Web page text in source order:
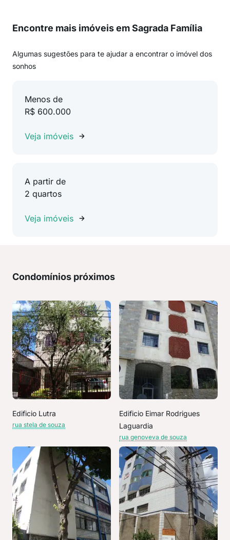
Encontre mais imóveis em Sagrada Família
Algumas sugestões para te ajudar a encontrar o imóvel dos
sonhos
Menos de
R$ 600.000
Veja imóveis
A partir de
2 quartos
Veja imóveis
Condomínios próximos
Edificio Lutra
rua stela de souza
Edificio Eimar Rodrigues
Laguardia
rua genoveva de souza